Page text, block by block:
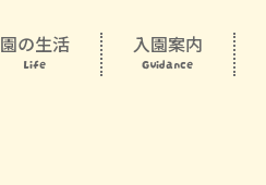
園の生活
Life
入園案内
Guidance